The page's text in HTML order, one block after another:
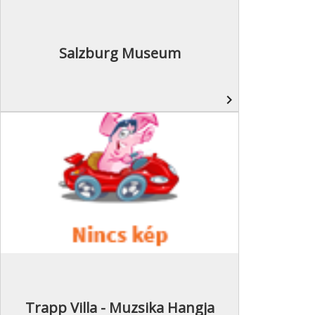
Salzburg Museum
navigate_next
Trapp Villa - Muzsika Hangja